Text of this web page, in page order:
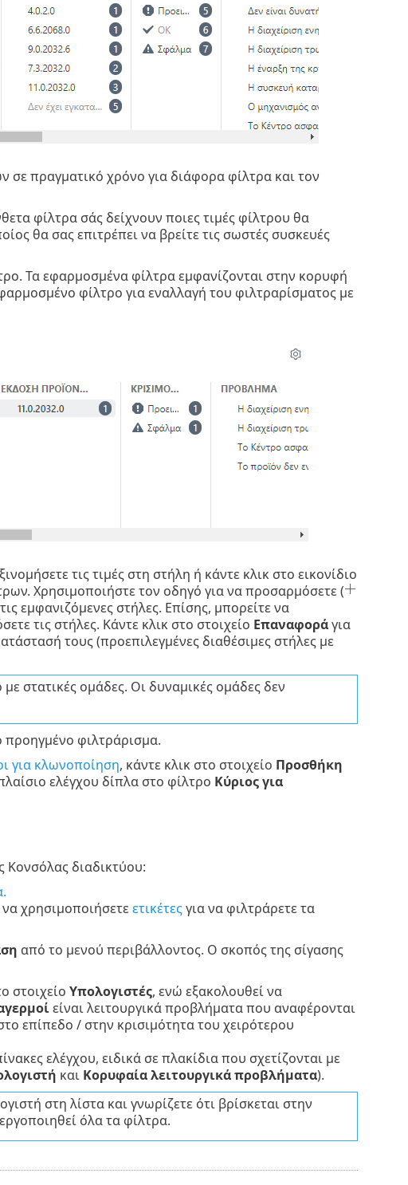
πραγματικό χρόνο για διάφορα φίλτρα και τον
φίλτρα σάς δείχνουν ποιες τιμές φίλτρου θα
θα σας επιτρέπει να βρείτε τις σωστές συσκευές
Τα εφαρμοσμένα φίλτρα εμφανίζονται στην κορυφή
φίλτρο για εναλλαγή του φιλτραρίσματος με
τις τιμές στη στήλη ή κάντε κλικ στο εικονίδιο
Χρησιμοποιήστε τον οδηγό για να προσαρμόσετε (
εμφανιζόμενες στήλες. Επίσης, μπορείτε να
τις στήλες. Κάντε κλικ στο στοιχείο Επαναφοράγια
τους (προεπιλεγμένες διαθέσιμες στήλες με
στατικές ομάδες. Οι δυναμικές ομάδες δεν
προηγμένο φιλτράρισμα.
για κλωνοποίηση, κάντε κλικ στο στοιχείο Προσθήκη
ελέγχου δίπλα στο φίλτρο Κύριος για
διαδικτύου:
χρησιμοποιήσετεετικέτεςγια να φιλτράρετε τα
από το μενού περιβάλλοντος. Ο σκοπός της σίγασης
στοιχείο Υπολογιστές, ενώ εξακολουθεί να
είναι λειτουργικά προβλήματα που αναφέρονται
επίπεδο / στην κρισιμότητα του χειρότερου
ελέγχου, ειδικά σε πλακίδια που σχετίζονται με
και Κορυφαία λειτουργικά προβλήματα).
στη λίστα και γνωρίζετε ότι βρίσκεται στην
όλα τα φίλτρα.